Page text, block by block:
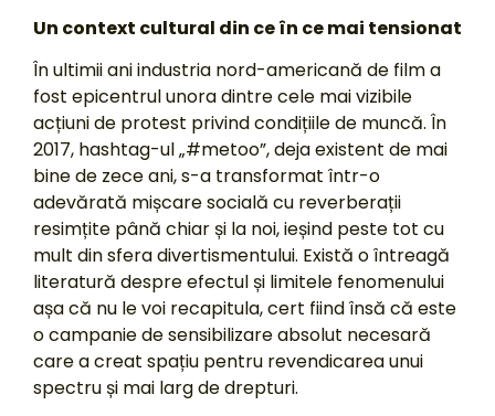
Un context cultural din ce în ce mai tensionat
În ultimii ani industria nord-americană de film a
fost epicentrul unora dintre cele mai vizibile
acțiuni de protest privind condițiile de muncă. În
2017, hashtag-ul „#metoo”, deja existent de mai
bine de zece ani, s-a transformat într-o
adevărată mișcare socială cu reverberații
resimțite până chiar și la noi, ieșind peste tot cu
mult din sfera divertismentului. Există o întreagă
literatură despre efectul și limitele fenomenului
așa că nu le voi recapitula, cert fiind însă că este
o campanie de sensibilizare absolut necesară
care a creat spațiu pentru revendicarea unui
spectru și mai larg de drepturi.